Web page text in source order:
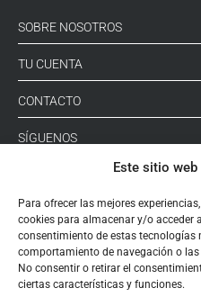
Este sitio
Para ofrecer las mejores
cookies para almacenar y/o acceder
consentimiento de estas tecnologías
comportamiento de navegación o
No consentir o retirar el
ciertas características y funciones.
SOBRE NOSOTROS
TU CUENTA
CONTACTO
SÍGUENOS
+ 34